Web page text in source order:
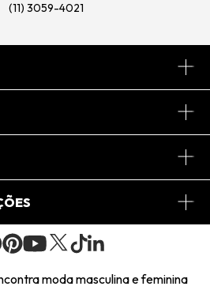
(11) 3059-4021
moda masculina e feminina